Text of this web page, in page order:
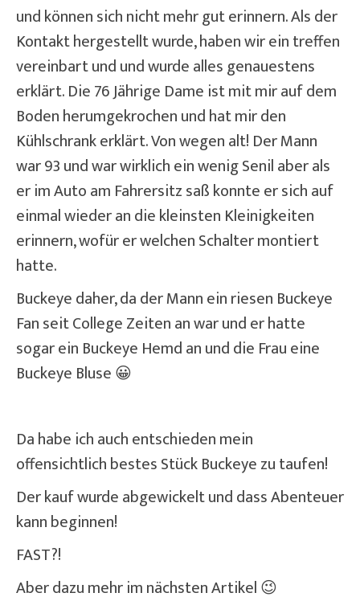
und können sich nicht mehr gut erinnern. Als der
Kontakt hergestellt wurde, haben wir ein treffen
vereinbart und und wurde alles genauestens
erklärt. Die 76 Jährige Dame ist mit mir auf dem
Boden herumgekrochen und hat mir den
Kühlschrank erklärt. Von wegen alt! Der Mann
war 93 und war wirklich ein wenig Senil aber als
er im Auto am Fahrersitz saß konnte er sich auf
einmal wieder an die kleinsten Kleinigkeiten
erinnern, wofür er welchen Schalter montiert
hatte.
Buckeye daher, da der Mann ein riesen Buckeye
Fan seit College Zeiten an war und er hatte
sogar ein Buckeye Hemd an und die Frau eine
Buckeye Bluse 😀
Da habe ich auch entschieden mein
offensichtlich bestes Stück Buckeye zu taufen!
Der kauf wurde abgewickelt und dass Abenteuer
kann beginnen!
FAST?!
Aber dazu mehr im nächsten Artikel 😉